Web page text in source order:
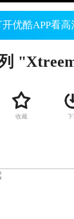
优酷APP看高
收藏 下